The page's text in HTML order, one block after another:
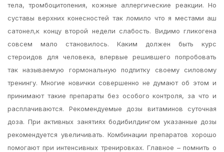
тела, тромбоцитопения, кожные аллергические реакции. Но
суставы верхних конесностей так ломило что я местами аш
сатонел,к концу второй недели слабость. Видимо гликогена
совсем мало становилось. Каким должен быть курс
стероидов для человека, впервые решившего попробовать
так называемую гормональную подпитку своему силовому
тренингу. Многие новички совершенно не думают об этом и
принимают такие препараты без особого контроля, за что и
расплачиваются. Рекомендуемые дозы витаминов cуточная
доза. При активных занятиях бодибилдингом указанные дозы
рекомендуется увеличивать. Комбинации препаратов хорошо
помогают при интенсивных тренировках. Главное – помнить о